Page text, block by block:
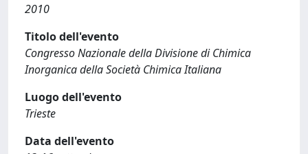
2010
Titolo dell'evento
Congresso Nazionale della Divisione di Chimica
Inorganica della Società Chimica Italiana
Luogo dell'evento
Trieste
Data dell'evento